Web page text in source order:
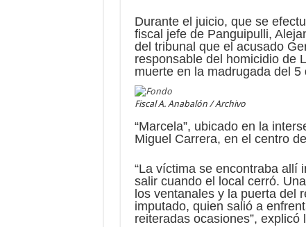
Durante el juicio, que se
fiscal jefe de Panguipulli,
del tribunal que el acusado
responsable del homicidio de
muerte en la madrugada del
Fiscal A. Anabalón / Archivo
“Marcela”, ubicado en la
Miguel Carrera, en el centro
“La víctima se encontraba allí
salir cuando el local cerró.
los ventanales y la puerta del
imputado, quien salió a
reiteradas ocasiones”,